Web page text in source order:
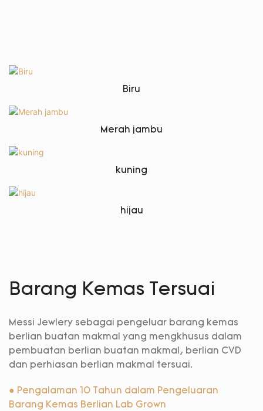
Biru
Merah jambu
kuning
hijau
Barang Kemas Tersuai
Messi Jewlery sebagai pengeluar barang kemas
berlian buatan makmal yang mengkhusus dalam
pembuatan berlian buatan makmal, berlian CVD
dan perhiasan berlian makmal tersuai.
● Pengalaman 10 Tahun dalam Pengeluaran
Barang Kemas Berlian Lab Grown